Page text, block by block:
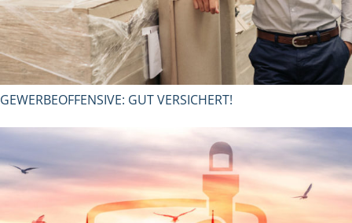
GEWERBEOFFENSIVE: GUT VERSICHERT!